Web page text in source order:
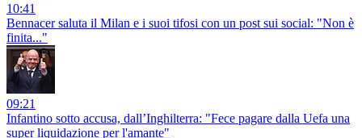
10:41
Bennacer saluta il Milan e i suoi tifosi con un post sui social: "Non è
finita..."
09:21
Infantino sotto accusa, dall’Inghilterra: "Fece pagare dalla Uefa una
super liquidazione per l'amante"